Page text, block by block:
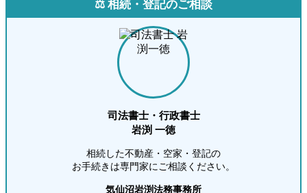
⚖️ 相続・登記のご相談
司法書士・行政書士
岩渕 一徳
相続した不動産・空家・登記の
お手続きは専門家にご相談ください。
気仙沼岩渕法務事務所